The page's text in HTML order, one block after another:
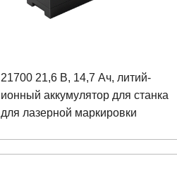
21700 21,6 В, 14,7 Ач, литий-
ионный аккумулятор для станка
для лазерной маркировки